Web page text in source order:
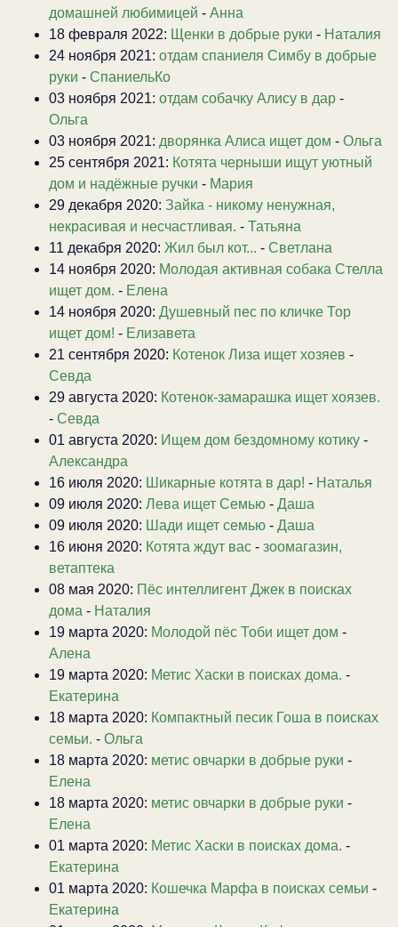
домашней любимицей - Анна
18 февраля 2022: Щенки в добрые руки - Наталия
24 ноября 2021: отдам спаниеля Симбу в добрые
руки - СпаниельКо
03 ноября 2021: отдам собачку Алису в дар -
Ольга
03 ноября 2021: дворянка Алиса ищет дом - Ольга
25 сентября 2021: Котята черныши ищут уютный
дом и надёжные ручки - Мария
29 декабря 2020: Зайка - никому ненужная,
некрасивая и несчастливая. - Татьяна
11 декабря 2020: Жил был кот... - Светлана
14 ноября 2020: Молодая активная собака Стелла
ищет дом. - Елена
14 ноября 2020: Душевный пес по кличке Тор
ищет дом! - Елизавета
21 сентября 2020: Котенок Лиза ищет хозяев -
Севда
29 августа 2020: Котенок-замарашка ищет хоязев.
- Севда
01 августа 2020: Ищем дом бездомному котику -
Александра
16 июля 2020: Шикарные котята в дар! - Наталья
09 июля 2020: Лева ищет Семью - Даша
09 июля 2020: Шади ищет семью - Даша
16 июня 2020: Котята ждут вас - зоомагазин,
ветаптека
08 мая 2020: Пёс интеллигент Джек в поисках
дома - Наталия
19 марта 2020: Молодой пёс Тоби ищет дом -
Алена
19 марта 2020: Метис Хаски в поисках дома. -
Екатерина
18 марта 2020: Компактный песик Гоша в поисках
семьи. - Ольга
18 марта 2020: метис овчарки в добрые руки -
Елена
18 марта 2020: метис овчарки в добрые руки -
Елена
01 марта 2020: Метис Хаски в поисках дома. -
Екатерина
01 марта 2020: Кошечка Марфа в поисках семьи -
Екатерина